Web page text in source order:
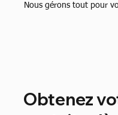
Nous gérons tout pour
Obtenez